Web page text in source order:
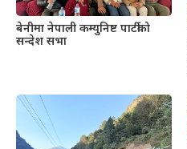
बेनीमा नेपाली कम्युनिष्ट पार्टीको
सन्देश सभा